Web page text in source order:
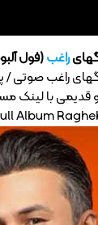
راغب(فول
راغب صوتی /
با لینک
Album